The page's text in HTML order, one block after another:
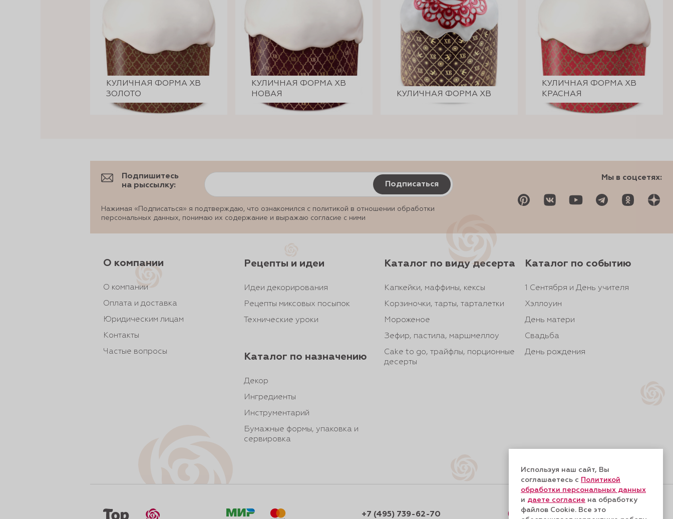
КУЛИЧНАЯ ФОРМА ХВ
ЗОЛОТО
КУЛИЧНАЯ ФОРМА ХВ
НОВАЯ
КУЛИЧНАЯ ФОРМА ХВ
КУЛИЧНАЯ ФОРМА ХВ
КРАСНАЯ
Подпишитесь
на рыссылку:
Подписаться
Нажимая «Подписаться» я подтверждаю, что ознакомился с политикой в отношении обработки
персональных данных, понимаю их содержание и выражаю согласие с ними
Мы в соцсетях:
О компании
О компании
Оплата и доставка
Юридическим лицам
Контакты
Частые вопросы
Рецепты и идеи
Идеи декорирования
Рецепты миксовых посыпок
Технические уроки
Каталог по назначению
Декор
Ингредиенты
Инструментарий
Бумажные формы, упаковка и
сервировка
Каталог по виду десерта
Капкейки, маффины, кексы
Корзиночки, тарты, тарталетки
Мороженое
Зефир, пастила, маршмеллоу
Cake to go, трайфлы, порционные
десерты
Каталог по событию
1 Сентября и День учителя
Хэллоуин
День матери
Свадьба
День рождения
+7 (495) 739-62-70 Форма обратной связи
Используя наш сайт, Вы
соглашаетесь с Политикой
обработки персональных данных
и даете согласие на обработку
файлов Cookie. Все это